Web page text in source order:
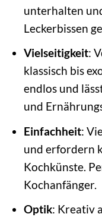
unterhalten
Leckerbissen
Vielseitigkeit:
klassisch bis
endlos und
und
Einfachheit:
und erfordern
Kochkünste.
Kochanfänger.
Optik: Kreativ